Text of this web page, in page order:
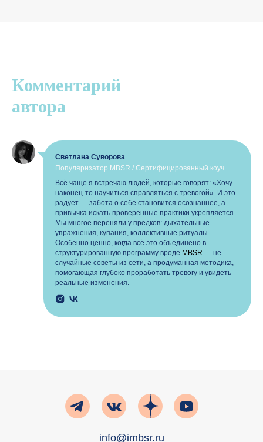
Комментарий
автора
Светлана Суворова
Популяризатор MBSR / Сертифицированный коуч
Всё чаще я встречаю людей, которые говорят: «Хочу
наконец-то научиться справляться с тревогой». И это
радует — забота о себе становится осознаннее, а
привычка искать проверенные практики укрепляется.
Мы многое переняли у предков: дыхательные
упражнения, купания, коллективные ритуалы.
Особенно ценно, когда всё это объединено в
структурированную программу вроде MBSR — не
случайные советы из сети, а продуманная методика,
помогающая глубоко проработать тревогу и увидеть
реальные изменения.
info@imbsr.ru